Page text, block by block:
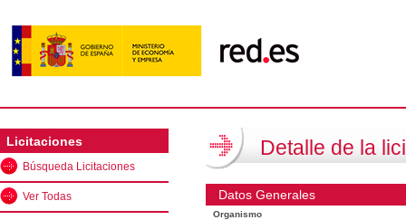
Licitaciones
Búsqueda Licitaciones
Ver Todas
Detalle de la
Datos Generales
Organismo